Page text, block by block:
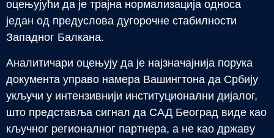
оцењујући да је трајна нормализација односа
један од предуслова дугорочне стабилности
Западног Балкана.
Аналитичари оцењују да је најзначајнија порука
документа управо намера Вашингтона да Србију
укључи у интензивнији институционални дијалог,
што представља сигнал да САД Београд виде као
кључног регионалног партнера, а не као државу